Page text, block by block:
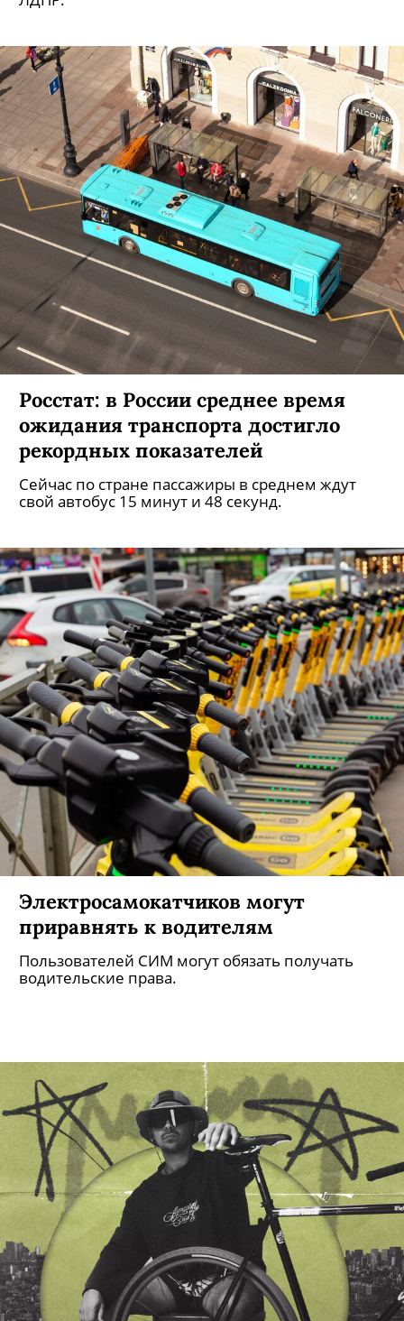
Росстат: в России среднее время
ожидания транспорта достигло
рекордных показателей
Сейчас по стране пассажиры в среднем ждут
Электросамокатчиков могут
приравнять к водителям
Пользователей СИМ могут обязать получать